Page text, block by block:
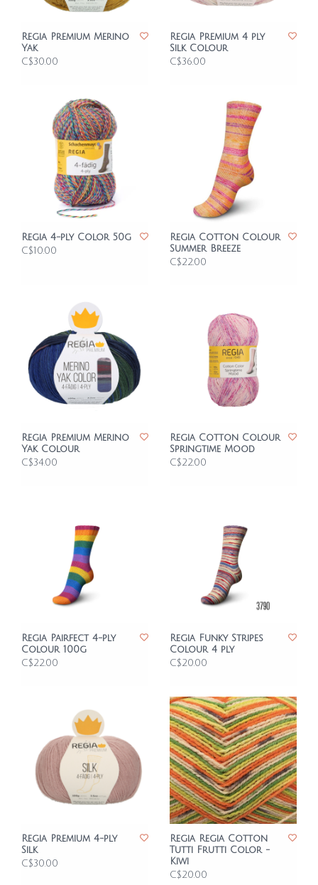
Regia Premium Merino
Yak
C$30.00
Regia Premium 4 ply
Silk Colour
C$36.00
Regia 4-ply Color 50g
C$10.00
Regia Cotton Colour
Summer Breeze
C$22.00
Regia Premium Merino
Yak Colour
C$34.00
Regia Cotton Colour
Springtime Mood
C$22.00
Regia Pairfect 4-ply
Colour 100g
C$22.00
Regia Funky Stripes
Colour 4 ply
C$20.00
Regia Premium 4-ply
Silk
C$30.00
Regia Regia Cotton
Tutti Frutti Color -
Kiwi
C$20.00